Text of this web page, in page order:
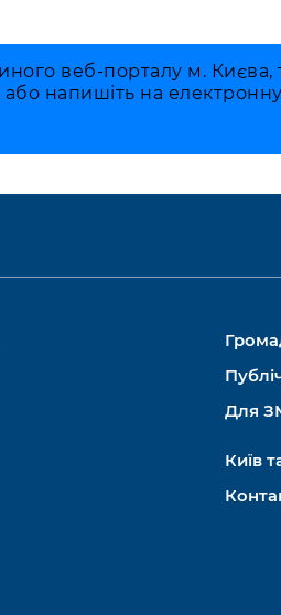
веб-порталу м. Києва,
напишіть на
Для
Київ